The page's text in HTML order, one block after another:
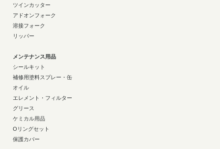
ツインカッター
アドオンフォーク
溶接フォーク
リッパー
メンテナンス用品
シールキット
補修用塗料スプレー・缶
オイル
エレメント・フィルター
グリース
ケミカル用品
Oリングセット
保護カバー